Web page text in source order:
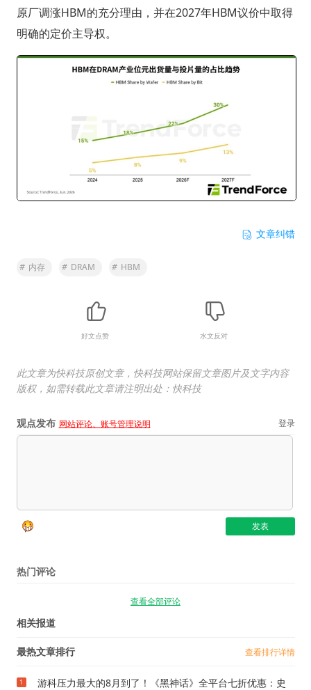
原厂调涨HBM的充分理由，并在2027年HBM议价中取得
明确的定价主导权。
文章纠错
# 内存 # DRAM # HBM
好文点赞 水文反对
此文章为快科技原创文章，快科技网站保留文章图片及文字内容
版权，如需转载此文章请注明出处：快科技
观点发布 网站评论、账号管理说明 登录
热门评论
查看全部评论
相关报道
最热文章排行 查看排行详情
1
游科压力最大的8月到了！《黑神话》全平台七折优惠：史